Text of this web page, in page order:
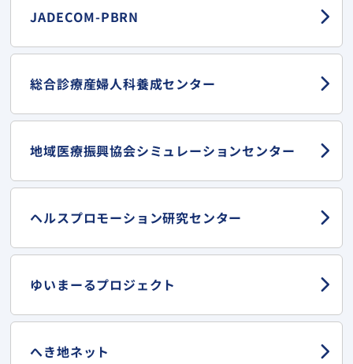
JADECOM-PBRN
総合診療産婦人科養成センター
地域医療振興協会シミュレーションセンター
ヘルスプロモーション研究センター
ゆいまーるプロジェクト
へき地ネット